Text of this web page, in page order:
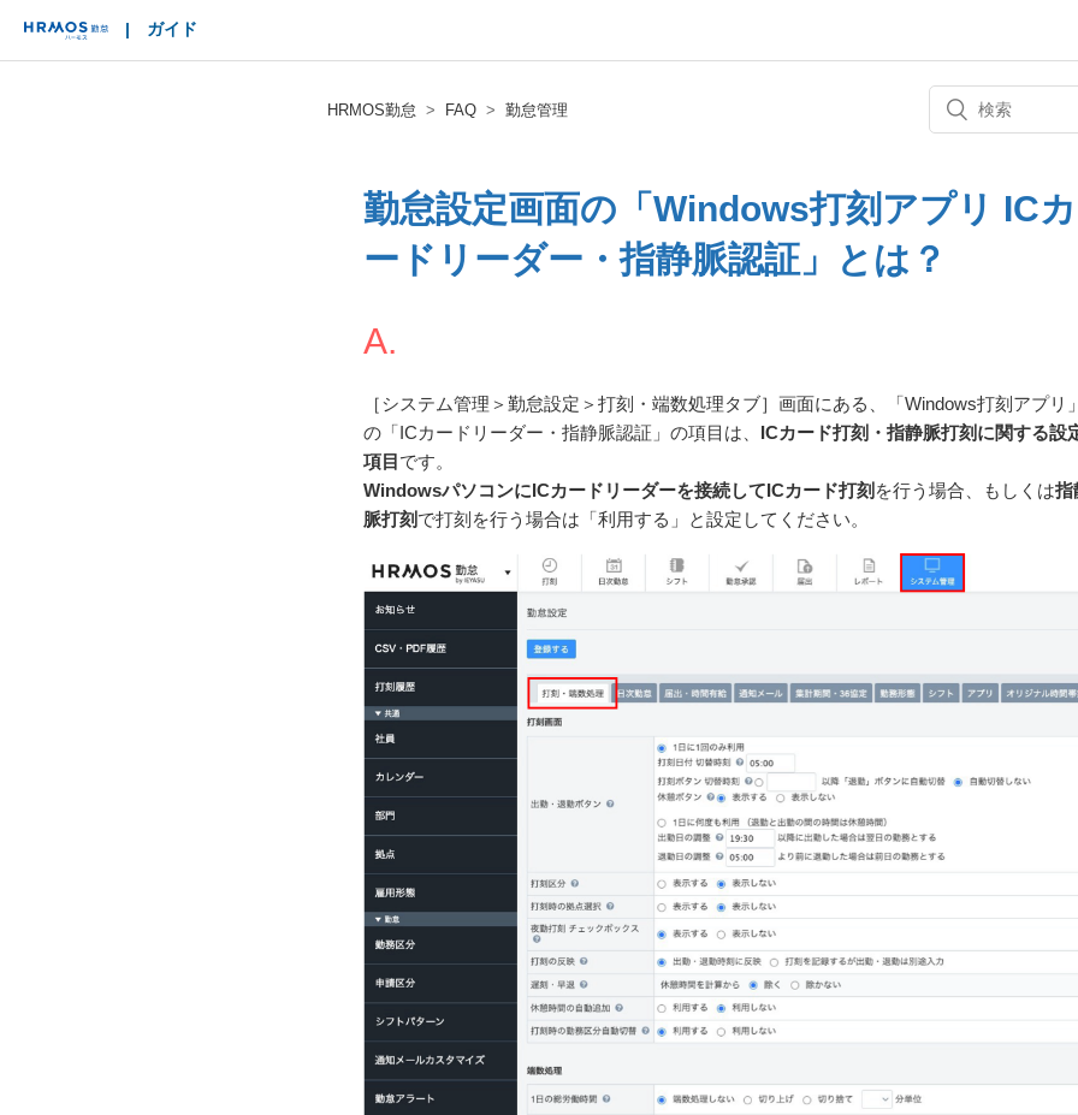
HRMOS
| ガイド
HRMOS勤怠 FAQ 勤怠管理
勤怠設定画面の「Windows打刻アプリ ICカ
ードリーダー・指静脈認証」とは？
A.
［システム管理＞勤怠設定＞打刻・端数処理タブ］画面にある、「Windows打刻アプリ」
の「ICカードリーダー・指静脈認証」の項目は、 ICカード打刻・指静脈打刻に関する設
項目 です。
WindowsパソコンにICカードリーダーを接続してICカード打刻 を行う場合、もしくは指
脈打刻 で打刻を行う場合は「利用する」と設定してください。